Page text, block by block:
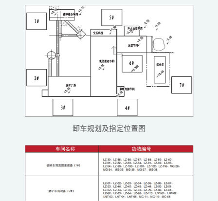
卸车规划及指定位置图